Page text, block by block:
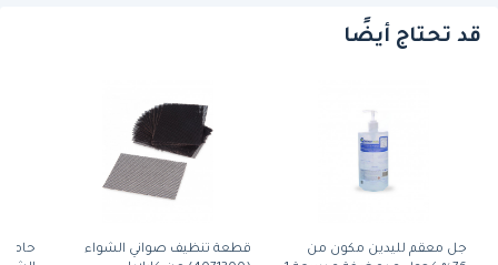
قد تحتاج أيضًا
جل معقم لليدين مكون من
قطعة تنظيف صواني الشواء
حامل